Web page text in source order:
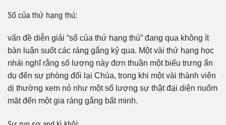
Số của thứ hạng thú:
vấn đề diễn giải “số của thứ hạng thú” đang qua không ít
bàn luận suốt các ráng gắng kỷ qua. Một vài thứ hạng học
nhái nghĩ rằng số lượng này đơn thuần một biểu trưng ẩn
dụ đến sự phòng đối lại Chúa, trong khi một vài thành viên
dị thường xem nó như một số lượng sự thật đại diện nuốm
mặt đến một gia ráng gắng bất minh.